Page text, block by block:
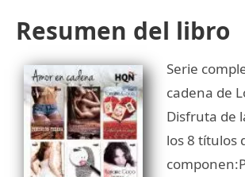
Resumen del libro
Serie
cadena de
Disfruta de
los 8 títulos